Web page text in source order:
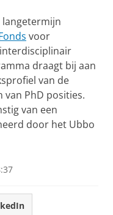
langetermijn
voor
draagt bij aan
van de
PhD posities.
van een
door het Ubbo